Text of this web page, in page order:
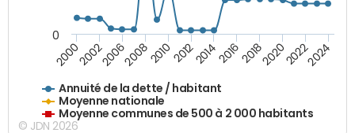
Annuité de la dette / habitant
Moyenne nationale
Moyenne communes de 500 à 2 000 habitants
200020022006200820102012201420162018202020222024
0
© JDN 2026